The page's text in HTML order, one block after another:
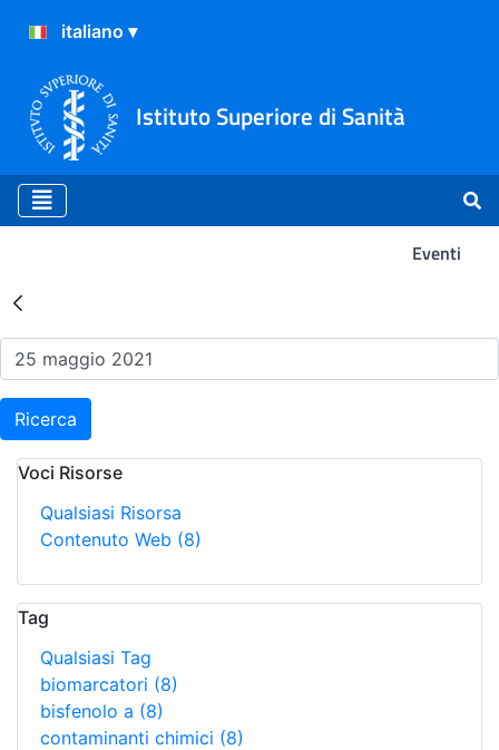
Istituto Superiore di Sanità
Eventi
Risultati della Ricerca -
Ricerca
Voci Risorse
Qualsiasi Risorsa
Contenuto Web (8)
Tag
Qualsiasi Tag
biomarcatori (8)
bisfenolo a (8)
contaminanti chimici (8)